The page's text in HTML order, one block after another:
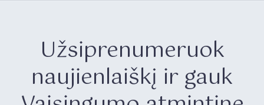
Užsiprenumeruok
naujienlaiškį ir gauk